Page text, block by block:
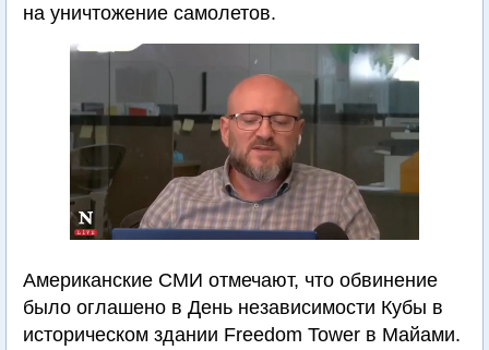
на уничтожение самолетов.
Американские СМИ отмечают, что обвинение
было оглашено в День независимости Кубы в
историческом здании Freedom Tower в Майами.